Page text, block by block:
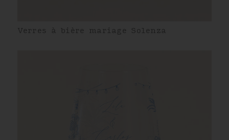
Verres à bière mariage Solenza